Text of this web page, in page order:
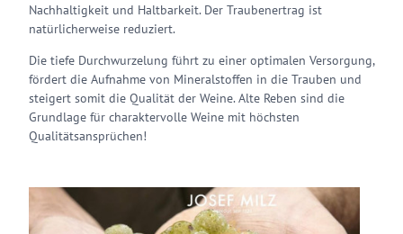
Nachhaltigkeit und Haltbarkeit. Der Traubenertrag ist
natürlicherweise reduziert.
Die tiefe Durchwurzelung führt zu einer optimalen Versorgung,
fördert die Aufnahme von Mineralstoffen in die Trauben und
steigert somit die Qualität der Weine. Alte Reben sind die
Grundlage für charaktervolle Weine mit höchsten
Qualitätsansprüchen!